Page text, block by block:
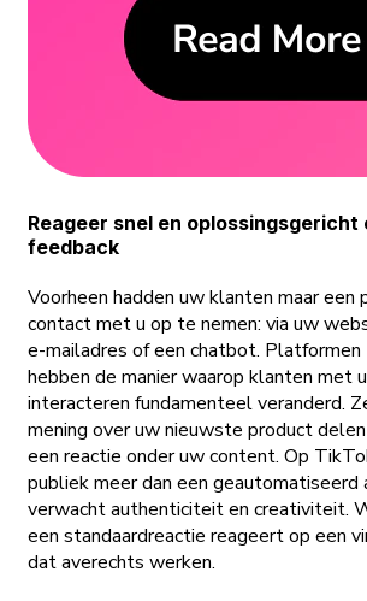
Reageer snel en oplossingsgericht
feedback
Voorheen hadden uw klanten maar een
contact met u op te nemen: via uw
e-mailadres of een chatbot.
hebben de manier waarop klanten met
interacteren fundamenteel veranderd.
mening over uw nieuwste product
een reactie onder uw content. Op
publiek meer dan een
verwacht authenticiteit en creativiteit.
een standaardreactie reageert op een
dat averechts werken.